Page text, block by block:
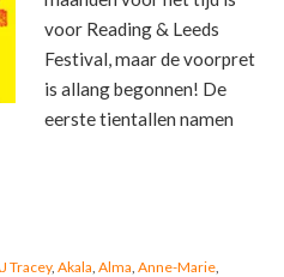
voor Reading & Leeds
Festival, maar de voorpret
is allang begonnen! De
eerste tientallen namen
Tracey, Akala Alma Anne-Marie,